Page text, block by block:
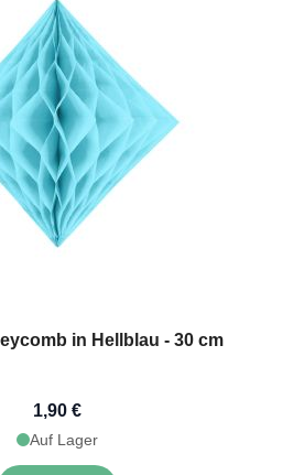
in Hellblau - 30 cm
1,90 €
Auf Lager